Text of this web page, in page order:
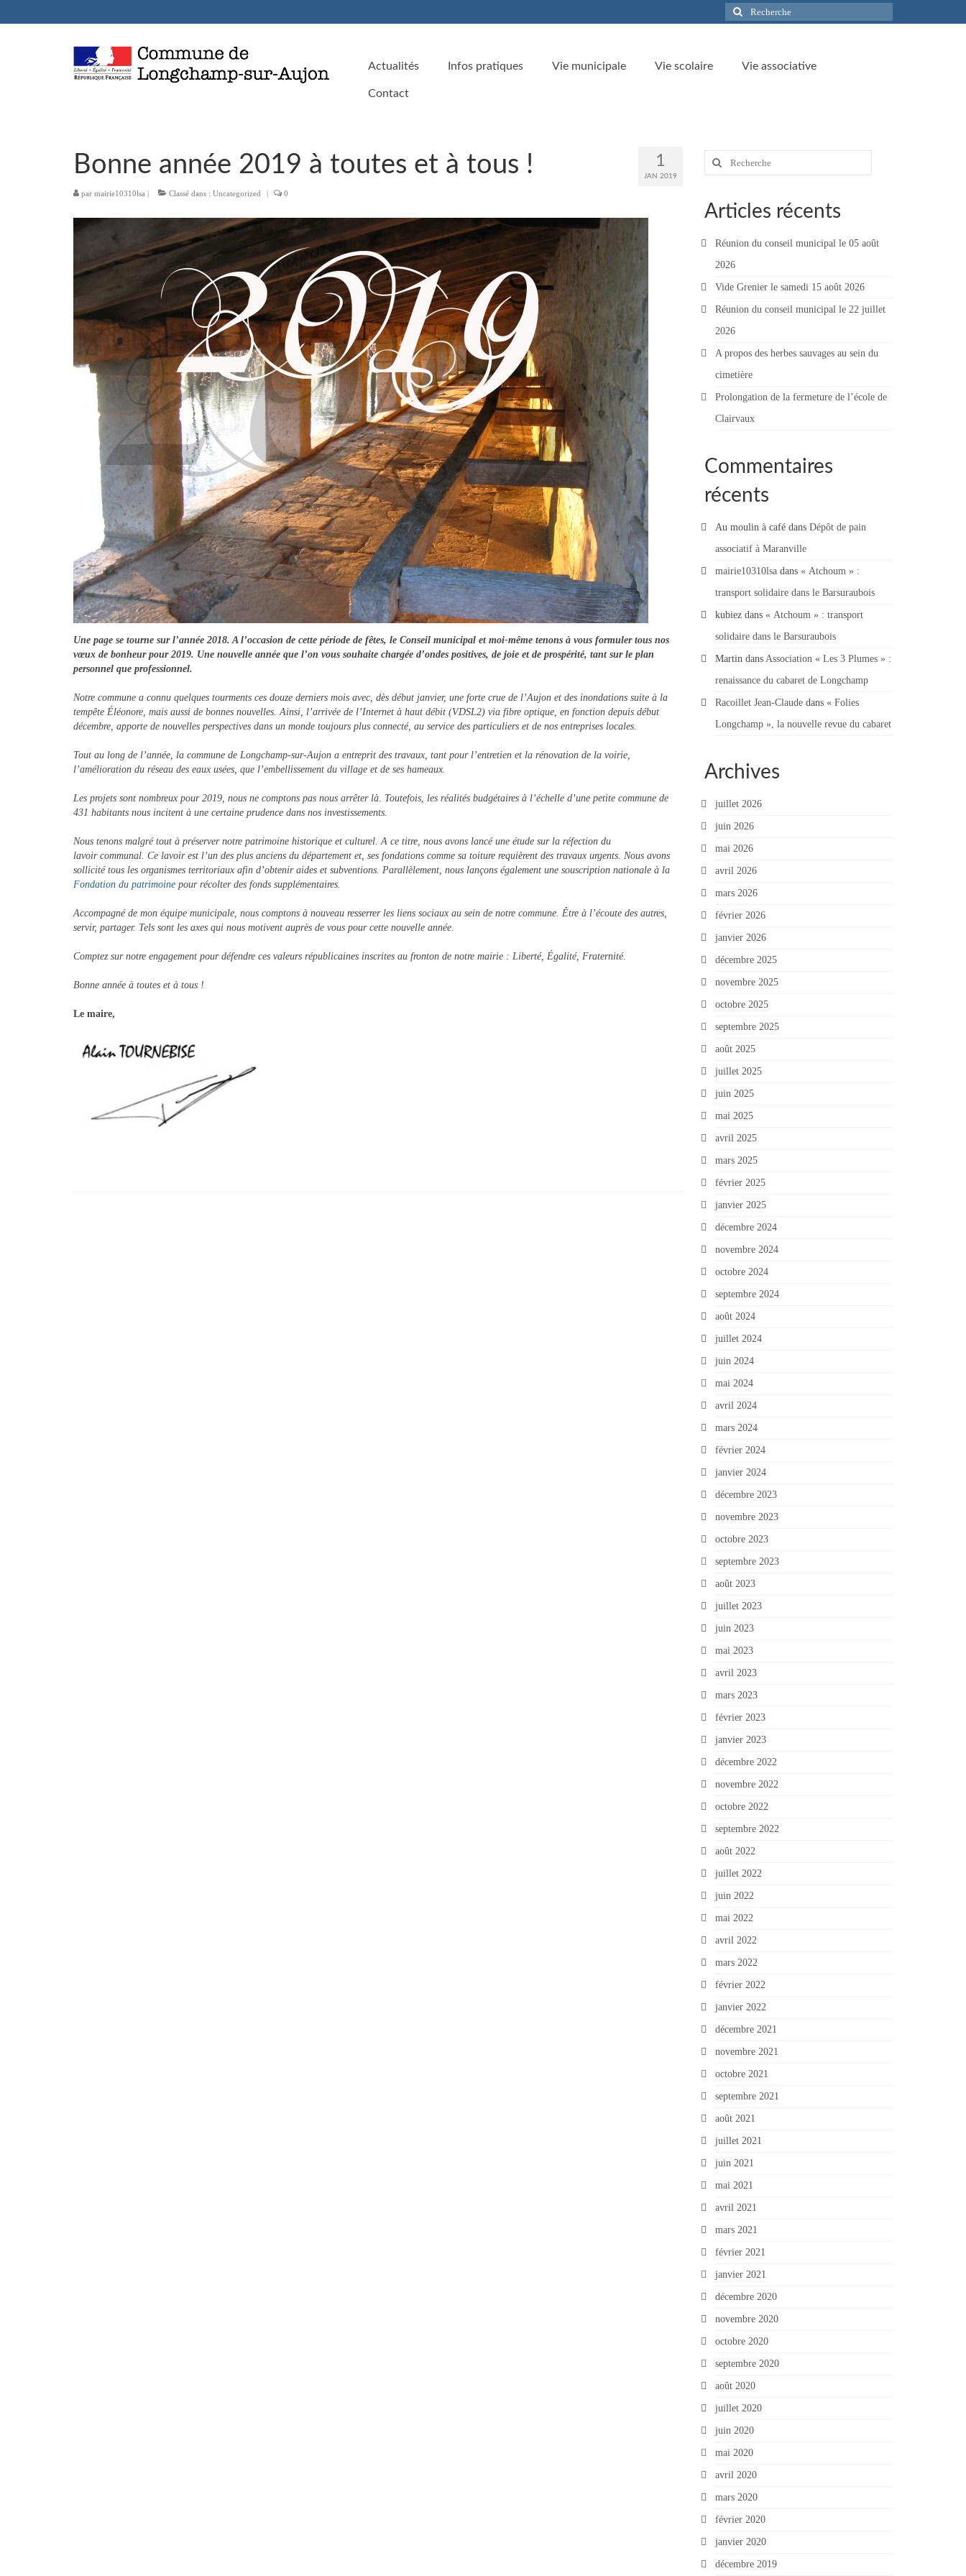
Rechercher
:
Actualités Infos pratiques Vie municipale Vie scolaire Vie associative
Contact
1
JAN 2019
Bonne année 2019 à toutes et à tous !
par mairie10310lsa | Classé dans : Uncategorized | 0
Une page se tourne sur l’année 2018. A l’occasion de cette période de fêtes, le Conseil municipal et moi-même tenons à vous formuler tous nos
vœux de bonheur pour 2019. Une nouvelle année que l’on vous souhaite chargée d’ondes positives, de joie et de prospérité, tant sur le plan
personnel que professionnel.
Notre commune a connu quelques tourments ces douze derniers mois avec, dès début janvier, une forte crue de l’Aujon et des inondations suite à la
tempête Éléonore, mais aussi de bonnes nouvelles. Ainsi, l’arrivée de l’Internet à haut débit (VDSL2) via fibre optique, en fonction depuis début
décembre, apporte de nouvelles perspectives dans un monde toujours plus connecté, au service des particuliers et de nos entreprises locales.
Tout au long de l’année, la commune de Longchamp-sur-Aujon a entreprit des travaux, tant pour l’entretien et la rénovation de la voirie,
l’amélioration du réseau des eaux usées, que l’embellissement du village et de ses hameaux.
Les projets sont nombreux pour 2019, nous ne comptons pas nous arrêter là. Toutefois, les réalités budgétaires à l’échelle d’une petite commune de
431 habitants nous incitent à une certaine prudence dans nos investissements.
Nous tenons malgré tout à préserver notre patrimoine historique et culturel. A ce titre, nous avons lancé une étude sur la réfection du
lavoir communal. Ce lavoir est l’un des plus anciens du département et, ses fondations comme sa toiture requièrent des travaux urgents. Nous avons
sollicité tous les organismes territoriaux afin d’obtenir aides et subventions. Parallèlement, nous lançons également une souscription nationale à la
Fondation du patrimoine pour récolter des fonds supplémentaires.
Accompagné de mon équipe municipale, nous comptons à nouveau resserrer les liens sociaux au sein de notre commune. Être à l’écoute des autres,
servir, partager. Tels sont les axes qui nous motivent auprès de vous pour cette nouvelle année.
Comptez sur notre engagement pour défendre ces valeurs républicaines inscrites au fronton de notre mairie : Liberté, Égalité, Fraternité.
Bonne année à toutes et à tous !
Le maire,
Rechercher
Articles récents
Réunion du conseil municipal le 05 août
2026
Vide Grenier le samedi 15 août 2026
Réunion du conseil municipal le 22 juillet
2026
A propos des herbes sauvages au sein du
cimetière
Prolongation de la fermeture de l’école de
Clairvaux
Commentaires
récents
Au moulin à cafédans Dépôt de pain
associatif à Maranville
mairie10310lsadans « Atchoum » :
transport solidaire dans le Barsuraubois
kubiezdans « Atchoum » : transport
solidaire dans le Barsuraubois
Martindans Association « Les 3 Plumes » :
renaissance du cabaret de Longchamp
Racoillet Jean-Claudedans « Folies
Longchamp », la nouvelle revue du cabaret
Archives
juillet 2026
juin 2026
mai 2026
avril 2026
mars 2026
février 2026
janvier 2026
décembre 2025
novembre 2025
octobre 2025
septembre 2025
août 2025
juillet 2025
juin 2025
mai 2025
avril 2025
mars 2025
février 2025
janvier 2025
décembre 2024
novembre 2024
octobre 2024
septembre 2024
août 2024
juillet 2024
juin 2024
mai 2024
avril 2024
mars 2024
février 2024
janvier 2024
décembre 2023
novembre 2023
octobre 2023
septembre 2023
août 2023
juillet 2023
juin 2023
mai 2023
avril 2023
mars 2023
février 2023
janvier 2023
décembre 2022
novembre 2022
octobre 2022
septembre 2022
août 2022
juillet 2022
juin 2022
mai 2022
avril 2022
mars 2022
février 2022
janvier 2022
décembre 2021
novembre 2021
octobre 2021
septembre 2021
août 2021
juillet 2021
juin 2021
mai 2021
avril 2021
mars 2021
février 2021
janvier 2021
décembre 2020
novembre 2020
octobre 2020
septembre 2020
août 2020
juillet 2020
juin 2020
mai 2020
avril 2020
mars 2020
février 2020
janvier 2020
décembre 2019